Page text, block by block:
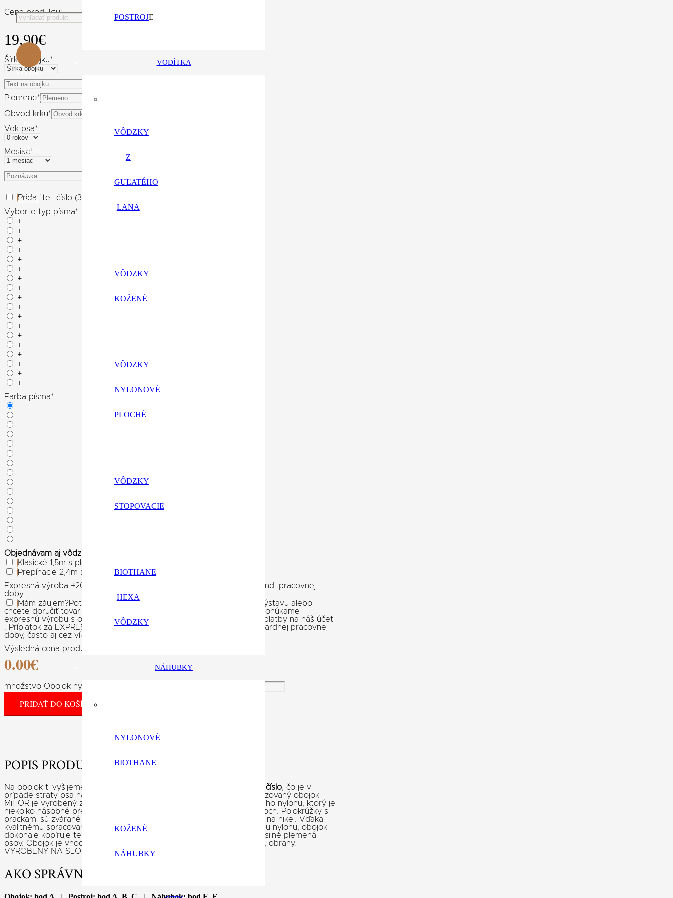
Produkt
Produkt
pridaný
do
košíka.
POSTROJE
VODÍTKA
VÔDZKY
Z
GUĽATÉHO
LANA
VÔDZKY
KOŽENÉ
VÔDZKY
NYLONOVÉ
PLOCHÉ
VÔDZKY
STOPOVACIE
BIOTHANE
HEXA
VÔDZKY
NÁHUBKY
NYLONOVÉ
BIOTHANE
KOŽENÉ
NÁHUBKY
Cena produktu:
19.90€
Šírka obojku*
Plemeno*
Obvod krku*
Vek psa*
Mesiac*
Pridať tel. číslo
Pridať tel. číslo (3.00€)
Vyberte typ písma*
+
+
+
+
+
+
+
+
+
+
+
+
+
+
+
+
+
+
Farba písma*
Objednávam aj vôdzku k obojku
Klasické 1,5m s plochého popruhu (11.90€)
Prepínacie 2,4m s plochého popruhu (21.90€)
Expresná výroba +20% ceny výrobku
Expresné spracovanie mimo štand. pracovnej
doby
Mám záujem?Potrebujete rýchli darček k narodeninám, idete na výstavu alebo
chcete doručiť tovar skôr? Pokiaľ na výrobok nechcete dlhšie čakať, ponúkame
expresnú výrobu s odoslaním do 3 pracovných dní od pripísaní vašej platby na náš účet
. Príplatok za EXPRESNÚ VÝROBU je účtovaný za výrobu mimo štandardnej pracovnej
doby, často aj cez víkendy.
Výsledná cena produktu:
0.00€
množstvo Obojok nylonový s menom / tel. číslom
PRIDAŤ DO KOŠÍKA
POPIS PRODUKTU
Na obojok ti vyšijeme telefónne číslo , čo je v
prípade straty psa najlacnejšia a najrýchlejšia
. Personalizovaný obojok
MiHOR je vyrobený z prvotriedneho certifikovaného polypropylénového nylonu, ktorý je
niekoľko násobné prešitý technickými niťami, na profesionálnych strojoch. Polokrúžky s
prackami sú zvárané pre vysokú pevnosť a bezpečnosť sú testované na nikel. Vďaka
kvalitnému spracovaniu, konštrukcii obojku a nadštandardne kvalitnému nylonu, obojok
dokonale kopíruje telo psa nerobí odreniny na koži. Je vhodný aj pre silné plemená
psov. Obojok je vhodný na každodenné nosenie na športové využitie, obrany.
VYROBENÝ NA SLOVENSKU.
AKO SPRÁVNE ZMERAŤ PSA?